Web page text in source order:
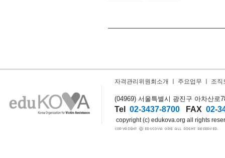
자격관리위원회소개 주요업무 조직
(04969) 서울특별시 광진구 아차산로
Tel 02-3437-8700 FAX 02-
copyright (c) edukova.org all rights